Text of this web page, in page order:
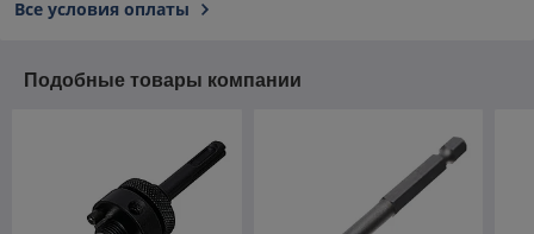
Все условия оплаты
Подобные товары компании